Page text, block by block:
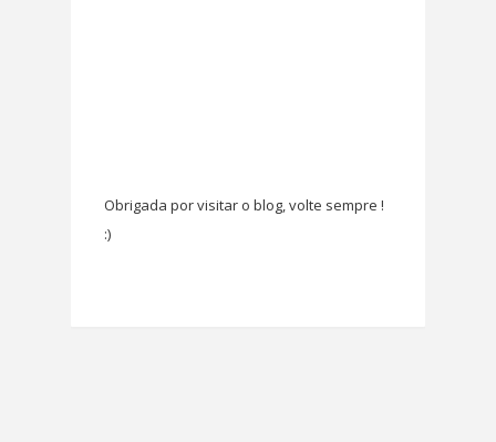
Obrigada por visitar o blog, volte sempre !
:)